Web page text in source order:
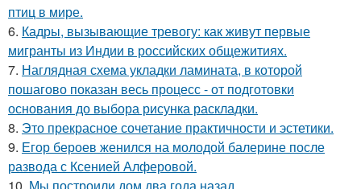
птиц в мире.
6. Кадры, вызывающие тревогу: как живут первые
мигранты из Индии в российских общежитиях.
7. Наглядная схема укладки ламината, в которой
пошагово показан весь процесс - от подготовки
основания до выбора рисунка раскладки.
8. Это прекрасное сочетание практичности и эстетики.
9. Егор бероев женился на молодой балерине после
развода с Ксенией Алферовой.